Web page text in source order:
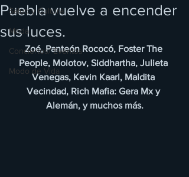
Salud y Cultura
Moda
Conciertos/ Eventos
Modo de Vida
Puebla vuelve a encender
sus luces.
Zoé, Panteón Rococó, Foster The
People, Molotov, Siddhartha, Julieta
Venegas, Kevin Kaarl, Maldita
Vecindad, Rich Mafia: Gera Mx y
Alemán, y muchos más.